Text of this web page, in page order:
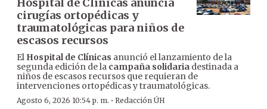
Hospital de Clínicas anuncia
cirugías ortopédicas y
traumatológicas para niños de
escasos recursos
El Hospital de Clínicas anunció el lanzamiento de la
segunda edición de la campaña solidaria destinada a
niños de escasos recursos que requieran de
intervenciones ortopédicas y traumatológicas.
Agosto 6, 2026 10:54 p. m. · Redacción ÚH